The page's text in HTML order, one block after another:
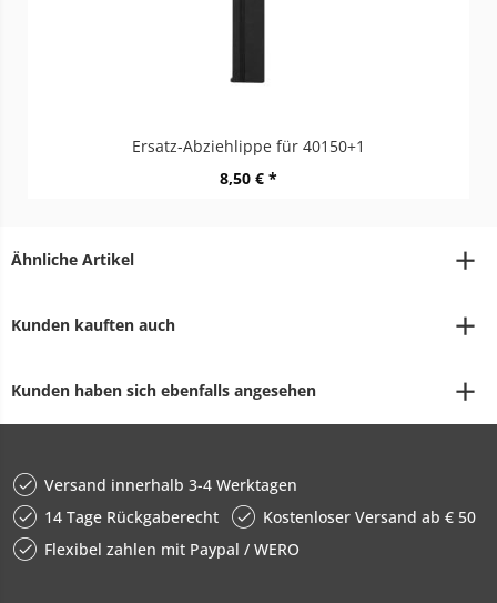
Ersatz-Abziehlippe für 40150+1
8,50 € *
Ähnliche Artikel
Kunden kauften auch
Kunden haben sich ebenfalls angesehen
Versand innerhalb 3-4 Werktagen
14 Tage Rückgaberecht
Kostenloser Versand ab € 50
Flexibel zahlen mit Paypal / WERO